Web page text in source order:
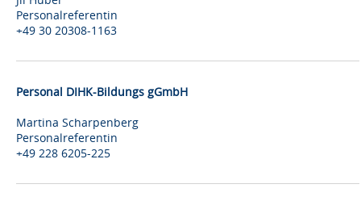
Personalreferentin
+49 30 20308-1163
Personal DIHK-Bildungs gGmbH
Martina Scharpenberg
Personalreferentin
+49 228 6205-225